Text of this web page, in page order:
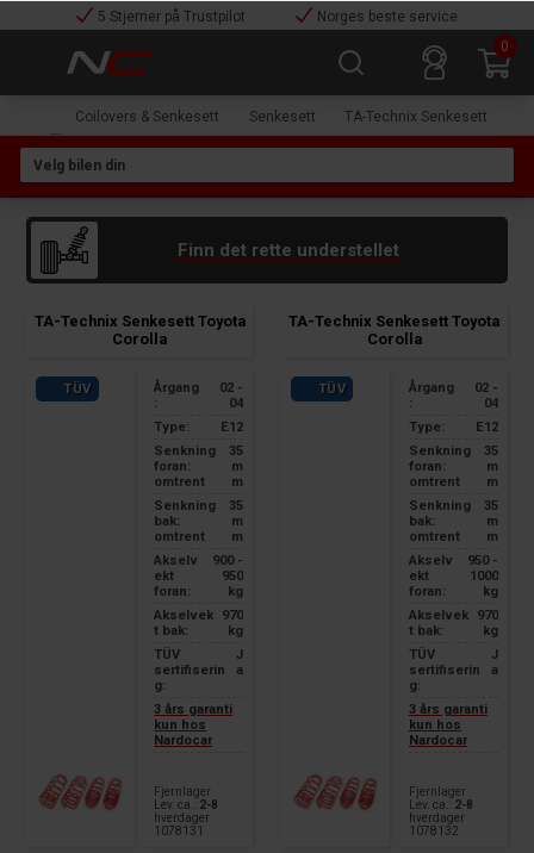
5 Stjerner på Trustpilot
Norges beste service
0
Coilovers & Senkesett Senkesett TA-Technix Senkesett
Finn det rette understellet
TA-Technix Senkesett Toyota
Corolla
TÜV
Årgang
:
02 -
04
Type:
E12
Senkning
foran:
omtrent
35
m
m
Senkning
bak:
omtrent
35
m
m
Akselv
ekt
foran:
900 -
950
kg
Akselvek
t bak:
970
kg
TÜV
sertifiserin
g:
J
a
3 års garanti
kun hos
Nardocar
Fjernlager
Lev. ca.: 2-8
hverdager
1078131
TA-Technix Senkesett Toyota
Corolla
TÜV
Årgang
:
02 -
04
Type:
E12
Senkning
foran:
omtrent
35
m
m
Senkning
bak:
omtrent
35
m
m
Akselv
ekt
foran:
950 -
1000
kg
Akselvek
t bak:
970
kg
TÜV
sertifiserin
g:
J
a
3 års garanti
kun hos
Nardocar
Fjernlager
Lev. ca.: 2-8
hverdager
1078132